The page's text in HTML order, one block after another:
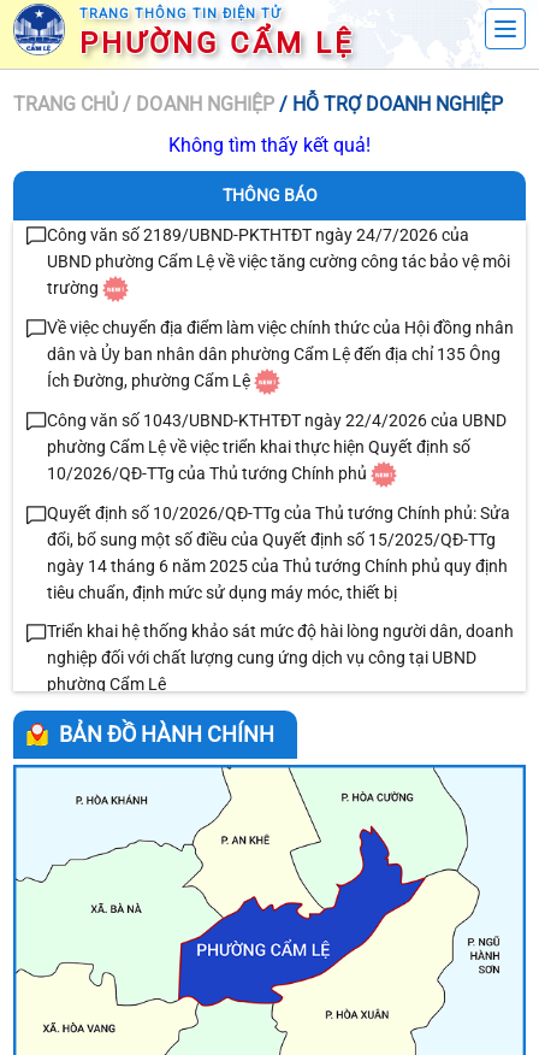
TRANG THÔNG TIN ĐIỆN TỬ
PHƯỜNG CẨM LỆ
TRANG CHỦ / DOANH NGHIỆP / HỖ TRỢ DOANH NGHIỆP
Không tìm thấy kết quả!
THÔNG BÁO
Công văn số 2189/UBND-PKTHTĐT ngày 24/7/2026 của
UBND phường Cẩm Lệ về việc tăng cường công tác bảo vệ môi
trường
Về việc chuyển địa điểm làm việc chính thức của Hội đồng nhân
dân và Ủy ban nhân dân phường Cẩm Lệ đến địa chỉ 135 Ông
Ích Đường, phường Cẩm Lệ
Công văn số 1043/UBND-KTHTĐT ngày 22/4/2026 của UBND
phường Cẩm Lệ về việc triển khai thực hiện Quyết định số
10/2026/QĐ-TTg của Thủ tướng Chính phủ
Quyết định số 10/2026/QĐ-TTg của Thủ tướng Chính phủ: Sửa
đổi, bổ sung một số điều của Quyết định số 15/2025/QĐ-TTg
ngày 14 tháng 6 năm 2025 của Thủ tướng Chính phủ quy định
tiêu chuẩn, định mức sử dụng máy móc, thiết bị
Triển khai hệ thống khảo sát mức độ hài lòng người dân, doanh
nghiệp đối với chất lượng cung ứng dịch vụ công tại UBND
phường Cẩm Lệ
Về việc giới thiệu chức danh và chữ ký Chủ tịch, các Phó Chủ
tịch Ủy ban nhân dân phường Cẩm Lệ nhiệm kỳ 2026-2031
Chương trình phát thanh 014
Kế hoạch Tổ chức đăng ký nghĩa vụ quân sự năm 2026
Tuyên truyền Bầu cử Đại biểu Quốc hội khóa XVI và Đại biểu Hội
đồng nhân dân các cấp nhiệm kỳ 2026-2031
Về việc công bố danh sách chính thức những người ứng cử đại
biểu Hội đồng nhân dân phường Cẩm Lệ khóa I nhiệm kỳ 2026
– 2031 theo từng đơn vị bầu cử
BẢN ĐỒ HÀNH CHÍNH